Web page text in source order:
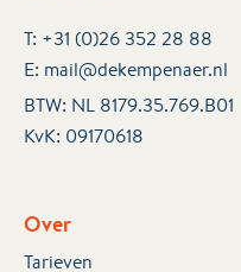
T: +31 (0)26 352 28 88
E: mail@dekempenaer.nl
BTW: NL 8179.35.769.B01
KvK: 09170618
Over
Tarieven